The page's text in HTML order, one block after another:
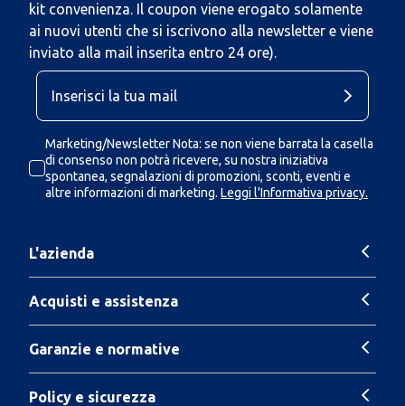
kit convenienza. Il coupon viene erogato solamente
ai nuovi utenti che si iscrivono alla newsletter e viene
inviato alla mail inserita entro 24 ore).
Marketing/Newsletter Nota: se non viene barrata la casella
di consenso non potrà ricevere, su nostra iniziativa
spontanea, segnalazioni di promozioni, sconti, eventi e
altre informazioni di marketing. Leggi l'Informativa privacy.
L'azienda
Acquisti e assistenza
Garanzie e normative
Policy e sicurezza